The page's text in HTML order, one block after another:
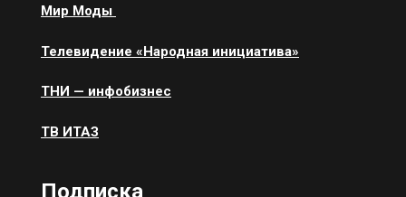
Мир Моды
Телевидение «Народная инициатива»
ТНИ — инфобизнес
ТВ ИТАЗ
Подписка